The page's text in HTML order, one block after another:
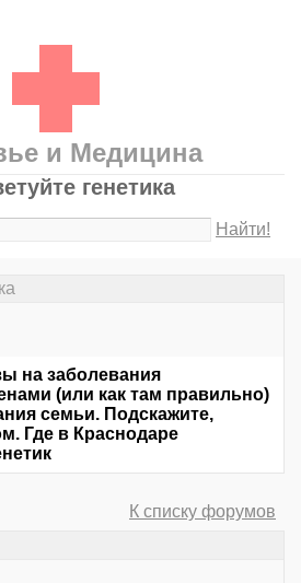
и Медицина
генетика
Найти!
на заболевания
(или как там правильно)
семьи. Подскажите,
Где в Краснодаре
К списку форумов